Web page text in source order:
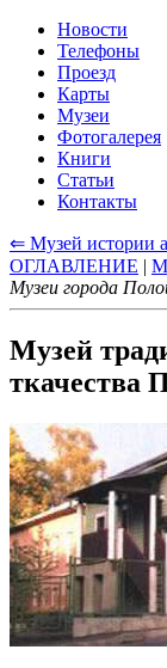
Новости
Телефоны
Проезд
Карты
Музеи
Фотогалерея
Книги
Статьи
Контакты
⇐ Музей истории
ОГЛАВЛЕНИЕ |
Музеи города
Музей
ткачества